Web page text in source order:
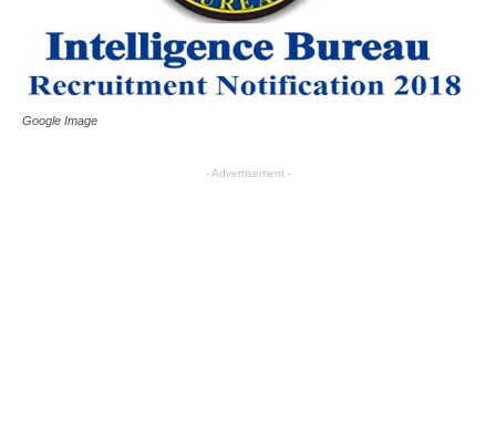
Google Image
- Advertisement -